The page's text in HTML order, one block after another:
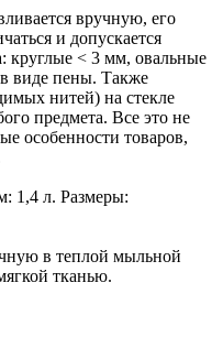
вручную, его
и допускается
круглые < 3 мм, овальные
виде пены. Также
нитей) на стекле
предмета. Все это не
особенности товаров,
1,4 л. Размеры:
в теплой мыльной
тканью.